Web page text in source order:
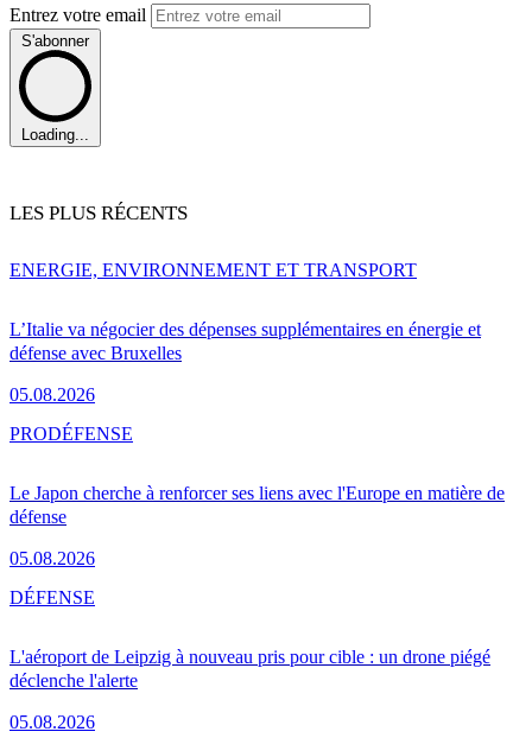
Entrez votre email
S'abonner
Loading...
LES PLUS RÉCENTS
L’Italie va négocier des dépenses supplémentaires en énergie et
défense avec Bruxelles
05.08.2026
ENERGIE, ENVIRONNEMENT ET TRANSPORT
Le Japon cherche à renforcer ses liens avec l'Europe en matière de
défense
05.08.2026
PRODÉFENSE
L'aéroport de Leipzig à nouveau pris pour cible : un drone piégé
déclenche l'alerte
05.08.2026
DÉFENSE